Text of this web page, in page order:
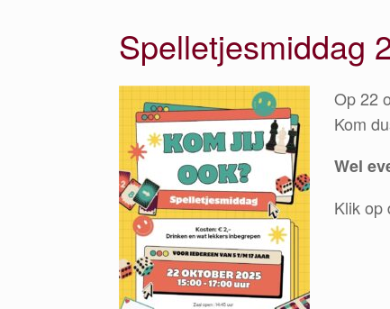
Spelletjesmiddag
Op 22
Kom
Wel
Klik op